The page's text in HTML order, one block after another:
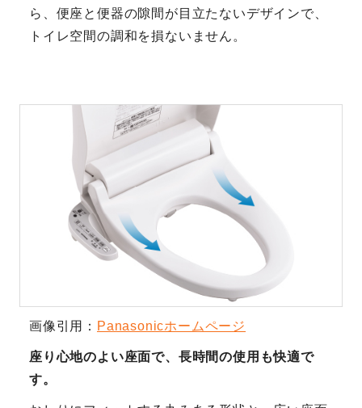
ら、便座と便器の隙間が目立たないデザインで、
トイレ空間の調和を損ないません。
画像引用： Panasonicホームページ
座り心地のよい座面で、長時間の使用も快適で
す。